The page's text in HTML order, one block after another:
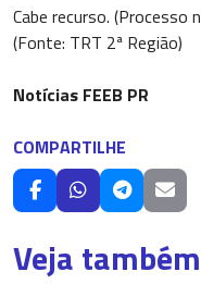
Cabe recurso.
(Fonte: TRT 2ª Região)
Notícias FEEB PR
COMPARTILHE
Veja também